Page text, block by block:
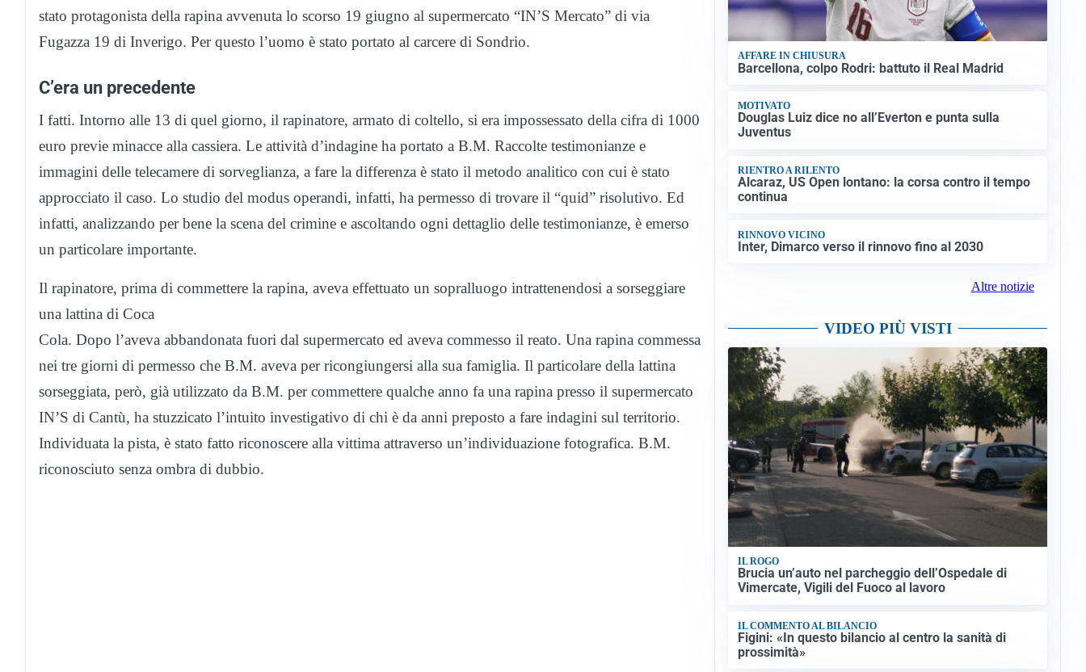
stato protagonista della rapina avvenuta lo scorso 19 giugno al supermercato “IN’S Mercato” di via
Fugazza 19 di Inverigo. Per questo l’uomo è stato portato al carcere di Sondrio.
C’era un precedente
I fatti. Intorno alle 13 di quel giorno, il rapinatore, armato di coltello, si era impossessato della cifra di 1000
euro previe minacce alla cassiera. Le attività d’indagine ha portato a B.M. Raccolte testimonianze e
immagini delle telecamere di sorveglianza, a fare la differenza è stato il metodo analitico con cui è stato
approcciato il caso. Lo studio del modus operandi, infatti, ha permesso di trovare il “quid” risolutivo. Ed
infatti, analizzando per bene la scena del crimine e ascoltando ogni dettaglio delle testimonianze, è emerso
un particolare importante.
Il rapinatore, prima di commettere la rapina, aveva effettuato un sopralluogo intrattenendosi a sorseggiare
una lattina di Coca
Cola. Dopo l’aveva abbandonata fuori dal supermercato ed aveva commesso il reato. Una rapina commessa
nei tre giorni di permesso che B.M. aveva per ricongiungersi alla sua famiglia. Il particolare della lattina
sorseggiata, però, già utilizzato da B.M. per commettere qualche anno fa una rapina presso il supermercato
IN’S di Cantù, ha stuzzicato l’intuito investigativo di chi è da anni preposto a fare indagini sul territorio.
Individuata la pista, è stato fatto riconoscere alla vittima attraverso un’individuazione fotografica. B.M.
riconosciuto senza ombra di dubbio.
AFFARE IN CHIUSURA
Barcellona, colpo Rodri: battuto il Real Madrid
MOTIVATO
Douglas Luiz dice no all’Everton e punta sulla
Juventus
RIENTRO A RILENTO
Alcaraz, US Open lontano: la corsa contro il tempo
continua
RINNOVO VICINO
Inter, Dimarco verso il rinnovo fino al 2030
Altre notizie
VIDEO PIÙ VISTI
IL ROGO
Brucia un’auto nel parcheggio dell’Ospedale di
Vimercate, Vigili del Fuoco al lavoro
IL COMMENTO AL BILANCIO
Figini: «In questo bilancio al centro la sanità di
prossimità»